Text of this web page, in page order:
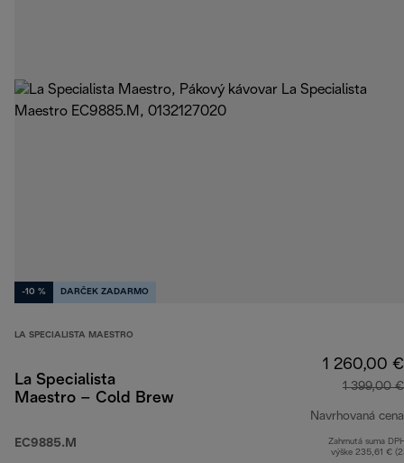
-10 % DARČEK ZADARMO
LA SPECIALISTA MAESTRO
La Specialista
Maestro – Cold Brew
EC9885.M
1 260,00 €
1 399,00 €
Navrhovaná cena
Zahrnutá suma
výške 235,61 €